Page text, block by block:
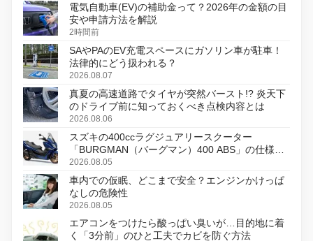
電気自動車(EV)の補助金って？2026年の金額の目
安や申請方法を解説
2時間前
SAやPAのEV充電スペースにガソリン車が駐車！
法律的にどう扱われる？
2026.08.07
真夏の高速道路でタイヤが突然バースト!? 炎天下
のドライブ前に知っておくべき点検内容とは
2026.08.06
スズキの400ccラグジュアリースクーター
「BURGMAN（バーグマン）400 ABS」の仕様を
変更し、8月18日に発売
2026.08.05
車内での仮眠、どこまで安全？エンジンかけっぱ
なしの危険性
2026.08.05
エアコンをつけたら酸っぱい臭いが…目的地に着
く「3分前」のひと工夫でカビを防ぐ方法